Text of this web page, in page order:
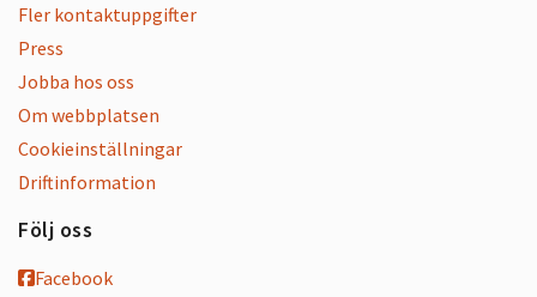
Fler kontaktuppgifter
Press
Jobba hos oss
Om webbplatsen
Cookieinställningar
Driftinformation
Följ oss
Facebook